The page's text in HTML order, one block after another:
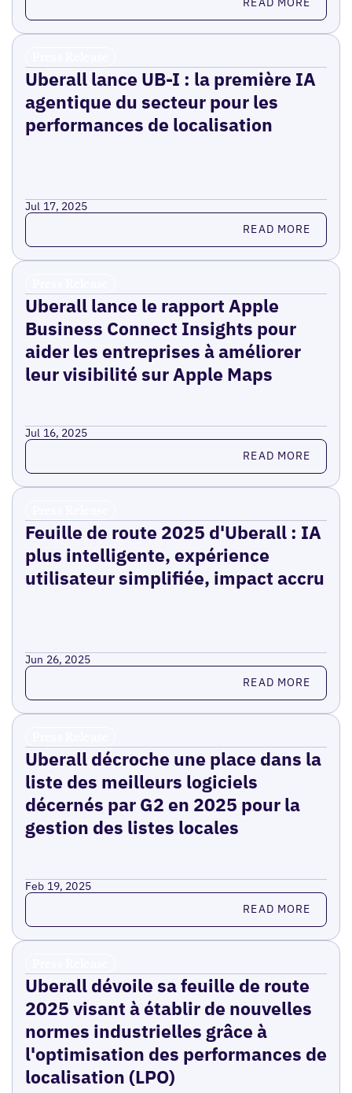
Uberall lance UB-I : la première IA
agentique du secteur pour les
performances de localisation
Jul 17, 2025
Read more READ MORE
Uberall lance le rapport Apple
Business Connect Insights pour
aider les entreprises à améliorer
leur visibilité sur Apple Maps
Jul 16, 2025
Read more READ MORE
Feuille de route 2025 d'Uberall : IA
plus intelligente, expérience
utilisateur simplifiée, impact accru
Jun 26, 2025
Read more READ MORE
Uberall décroche une place dans la
liste des meilleurs logiciels
décernés par G2 en 2025 pour la
gestion des listes locales
Feb 19, 2025
Read more READ MORE
Uberall dévoile sa feuille de route
2025 visant à établir de nouvelles
normes industrielles grâce à
l'optimisation des performances de
localisation (LPO)